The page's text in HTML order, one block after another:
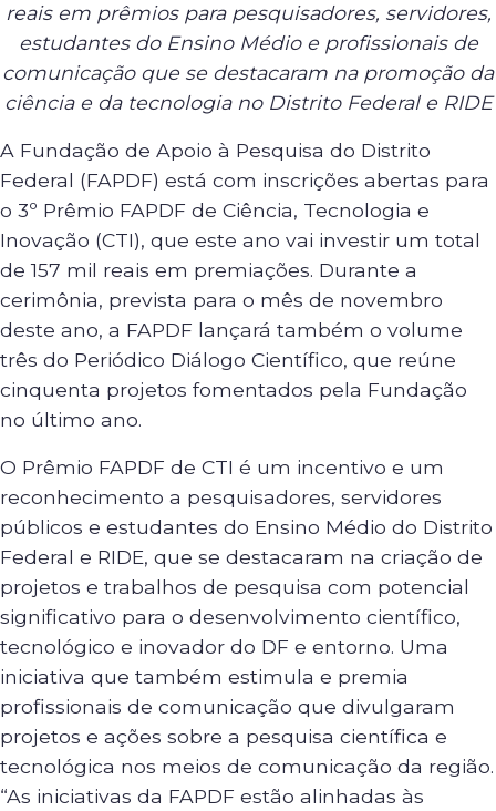
reais em prêmios para pesquisadores, servidores,
estudantes do Ensino Médio e profissionais de
comunicação que se destacaram na promoção da
ciência e da tecnologia no Distrito Federal e RIDE
A Fundação de Apoio à Pesquisa do Distrito
Federal (FAPDF) está com inscrições abertas para
o 3º Prêmio FAPDF de Ciência, Tecnologia e
Inovação (CTI), que este ano vai investir um total
de 157 mil reais em premiações. Durante a
cerimônia, prevista para o mês de novembro
deste ano, a FAPDF lançará também o volume
três do Periódico Diálogo Científico, que reúne
cinquenta projetos fomentados pela Fundação
no último ano.
O Prêmio FAPDF de CTI é um incentivo e um
reconhecimento a pesquisadores, servidores
públicos e estudantes do Ensino Médio do Distrito
Federal e RIDE, que se destacaram na criação de
projetos e trabalhos de pesquisa com potencial
significativo para o desenvolvimento científico,
tecnológico e inovador do DF e entorno. Uma
iniciativa que também estimula e premia
profissionais de comunicação que divulgaram
projetos e ações sobre a pesquisa científica e
tecnológica nos meios de comunicação da região.
“As iniciativas da FAPDF estão alinhadas às